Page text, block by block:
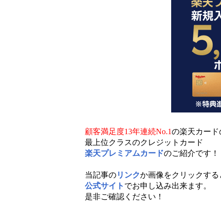
顧客満足度13年連続No.1の楽天カード
最上位クラスのクレジットカード
楽天プレミアムカードのご紹介です！
当記事のリンクか画像をクリックする
公式サイト でお申し込み出来ます。
是非ご確認ください！